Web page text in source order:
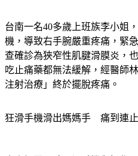
台南一名40多歲上班族李小姐
機，導致右手腕嚴重疼痛，緊
查確診為狹窄性肌腱滑膜炎，
吃止痛藥都無法緩解，經醫師
注射治療」終於擺脫疼痛。
狂滑手機滑出媽媽手　痛到連